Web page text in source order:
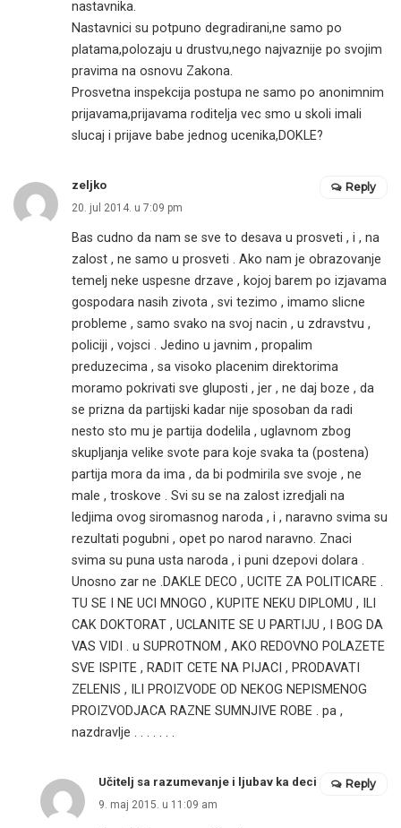
nastavnika.
Nastavnici su potpuno degradirani,ne samo po
platama,polozaju u drustvu,nego najvaznije po svojim
pravima na osnovu Zakona.
Prosvetna inspekcija postupa ne samo po anonimnim
prijavama,prijavama roditelja vec smo u skoli imali
slucaj i prijave babe jednog ucenika,DOKLE?
zeljko
20. jul 2014. u 7:09 pm
Bas cudno da nam se sve to desava u prosveti , i , na
zalost , ne samo u prosveti . Ako nam je obrazovanje
temelj neke uspesne drzave , kojoj barem po izjavama
gospodara nasih zivota , svi tezimo , imamo slicne
probleme , samo svako na svoj nacin , u zdravstvu ,
policiji , vojsci . Jedino u javnim , propalim
preduzecima , sa visoko placenim direktorima
moramo pokrivati sve gluposti , jer , ne daj boze , da
se prizna da partijski kadar nije sposoban da radi
nesto sto mu je partija dodelila , uglavnom zbog
skupljanja velike svote para koje svaka ta (postena)
partija mora da ima , da bi podmirila sve svoje , ne
male , troskove . Svi su se na zalost izredjali na
ledjima ovog siromasnog naroda , i , naravno svima su
rezultati pogubni , opet po narod naravno. Znaci
svima su puna usta naroda , i puni dzepovi dolara .
Unosno zar ne .DAKLE DECO , UCITE ZA POLITICARE .
TU SE I NE UCI MNOGO , KUPITE NEKU DIPLOMU , ILI
CAK DOKTORAT , UCLANITE SE U PARTIJU , I BOG DA
VAS VIDI . u SUPROTNOM , AKO REDOVNO POLAZETE
SVE ISPITE , RADIT CETE NA PIJACI , PRODAVATI
ZELENIS , ILI PROIZVODE OD NEKOG NEPISMENOG
PROIZVODJACA RAZNE SUMNJIVE ROBE . pa ,
nazdravlje . . . . . . .
Reply
Učitelj sa razumevanje i ljubav ka deci
9. maj 2015. u 11:09 am
Reply